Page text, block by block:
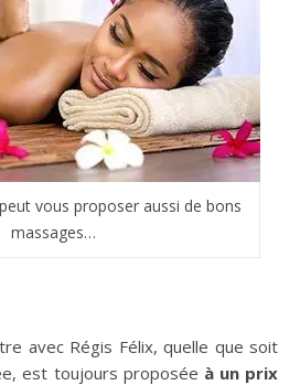
vous proposer aussi de bons
massages…
avec Régis Félix, quelle que soit
est toujours proposée à un prix